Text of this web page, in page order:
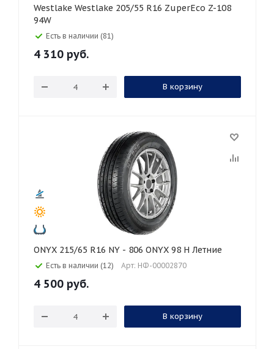
Westlake Westlake 205/55 R16 ZuperEco Z-108
94W
Есть в наличии (81)
4 310 руб.
В корзину
ONYX 215/65 R16 NY - 806 ONYX 98 H Летние
Есть в наличии (12) Арт: НФ-00002870
4 500 руб.
В корзину